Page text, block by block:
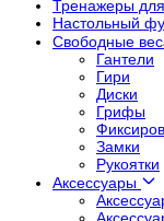
Тренажеры
Настольный
Свободные
Гантели
Гири
Диски
Грифы
Замки
Рукоятки
Аксессуары